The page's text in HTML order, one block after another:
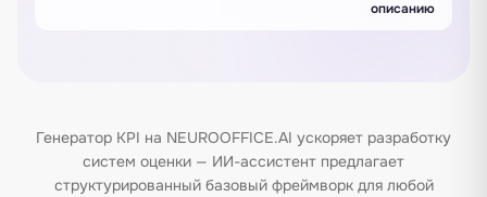
описанию
Генератор KPI на NEUROOFFICE.AI ускоряет разработку
систем оценки — ИИ-ассистент предлагает
структурированный базовый фреймворк для любой